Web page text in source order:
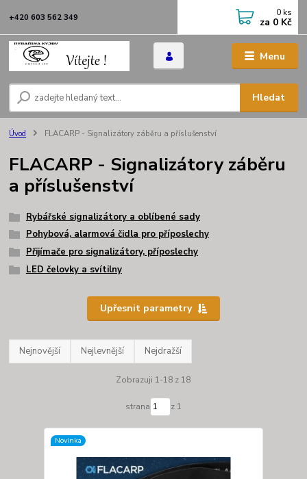
Menu
Hledat
+420 603 562 349 0 ks
za 0 Kč
Úvod FLACARP - Signalizátory záběru a příslušenství
FLACARP - Signalizátory záběru
a příslušenství
Rybářské signalizátory a oblíbené sady
Pohybová, alarmová čidla pro příposlechy
Přijímače pro signalizátory, příposlechy
LED čelovky a svítilny
Upřesnit parametry
Nejnovější Nejlevnější Nejdražší
Zobrazuji 1-18 z 18
strana z 1
Novinka